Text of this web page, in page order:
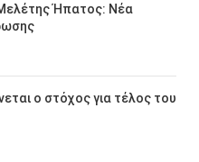
Μελέτης Ήπατος: Νέα
ο στόχος για τέλος του